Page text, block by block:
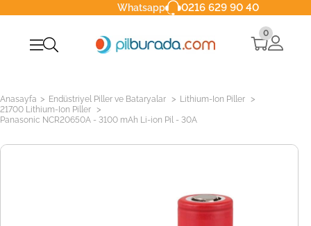
Whatsapp 0216 629 90 40
0
Anasayfa > Endüstriyel Piller ve Bataryalar > Lithium-Ion Piller >
21700 Lithium-Ion Piller >
Panasonic NCR20650A - 3100 mAh Li-ion Pil - 30A